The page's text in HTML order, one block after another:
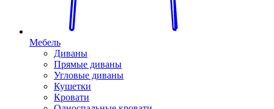
Мебель
Диваны
Прямые диваны
Угловые диваны
Кушетки
Кровати